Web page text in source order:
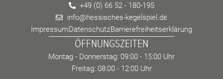
+49 (0) 66 52 - 180-195
info@hessisches-kegelspiel.de
ImpressumDatenschutzBarrierefreiheitserklärung
ÖFFNUNGSZEITEN
Montag - Donnerstag: 09:00 - 15:00 Uhr
Freitag: 08:00 - 12:00 Uhr